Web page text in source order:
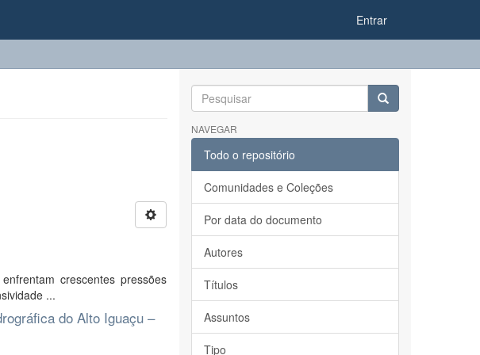
Entrar
crescentes pressões
...
do Alto Iguaçu –
NAVEGAR
Todo o repositório
Comunidades e Coleções
Por data do documento
Autores
Títulos
Assuntos
Tipo